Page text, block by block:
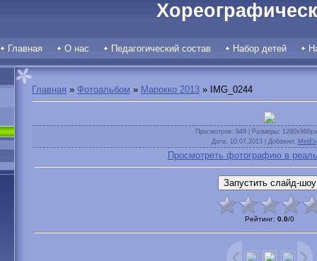
Главная О нас Педагогический состав Набор детей
Главная » Фотоальбом » Марокко 2013 » IMG_0244
Просмотров: 949 | Размеры:
Дата: 10.07.2013 | Добавил:
Просмотреть фотографию в
Рейтинг: 0.0/0